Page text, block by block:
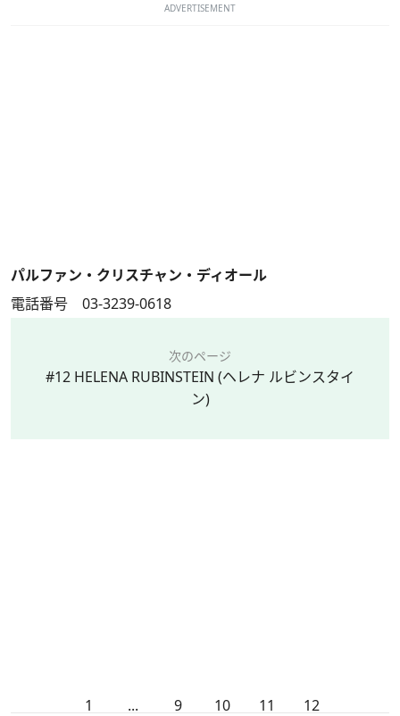
ADVERTISEMENT
パルファン・クリスチャン・ディオール
電話番号 03-3239-0618
次のページ
#12 HELENA RUBINSTEIN (ヘレナ ルビンスタイ
ン)
1 ... 9 10 11 12